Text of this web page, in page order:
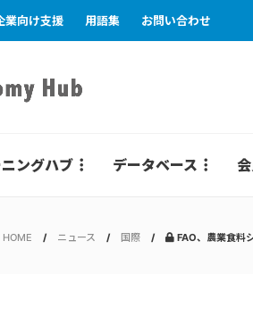
業向け支援 用語集 お問い合わせ
ングハブ データベース
HOME ニュース 国際 FAO、農業食料